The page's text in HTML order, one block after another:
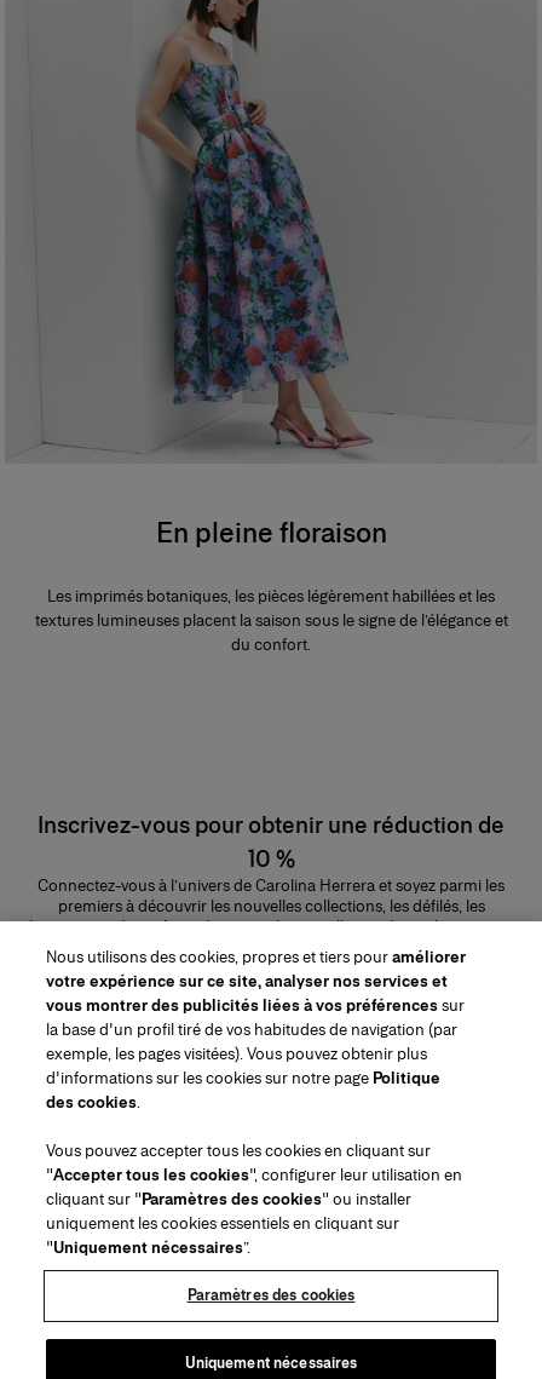
En pleine floraison
Les imprimés botaniques, les pièces légèrement habillées et les
textures lumineuses placent la saison sous le signe de l’élégance et
du confort.
Inscrivez-vous pour obtenir une réduction de
10 %
Connectez-vous à l’univers de Carolina Herrera et soyez parmi les
premiers à découvrir les nouvelles collections, les défilés, les
lancements de parfums, les conseils maquillage et bien plus encore.
Adresse e-mail
Service à la clientèle
Trouver une boutique
Contactez-nous
Livraisons et Retours Beauté
Retourner ma commande
FAQs
Service d'emballage cadeau
(s'ouvre dans un nouvel onglet)
À propos de nous
House of Herrera
Emplois
(s'ouvre dans un nouvel onglet)
chcarolinaherrera.com
(s'ouvre dans un nouvel onglet)
Mentions légales et cookies
Conditions générales
Conditions Générales de Vente Beauté
Conditions Générales de Vente Mode
Déclaration d'accessibilité
Nous utilisons des cookies, propres et tiers pouraméliorer
votre expérience sur ce site, analyser nos services et
vous montrer des publicités liées à vos préférencessur
la base d'un profil tiré de vos habitudes de navigation (par
exemple, les pages visitées). Vous pouvez obtenir plus
d'informations sur les cookies sur notre page Politique
des cookies.
Vous pouvez accepter tous les cookies en cliquant sur
"Accepter tous les cookies", configurer leur utilisation en
cliquant sur "Paramètres des cookies" ou installer
uniquement les cookies essentiels en cliquant sur
"Uniquement nécessaires”.
Paramètres des cookies
Uniquement nécessaires